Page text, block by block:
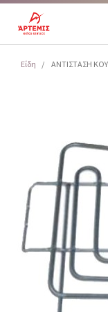
Είδη ΑΝΤΙΣΤΑΣΗ